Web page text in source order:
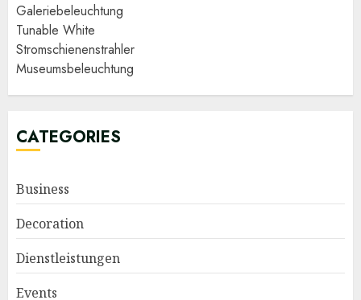
Galeriebeleuchtung
Tunable White
Stromschienenstrahler
Museumsbeleuchtung
CATEGORIES
Business
Decoration
Dienstleistungen
Events